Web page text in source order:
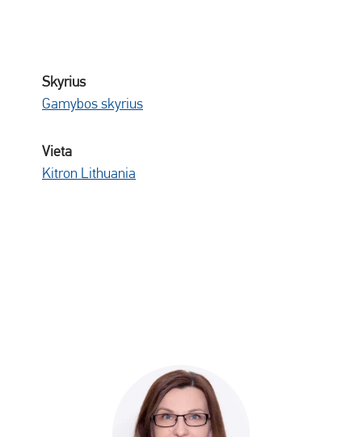
Skyrius
Gamybos skyrius
Vieta
Kitron Lithuania